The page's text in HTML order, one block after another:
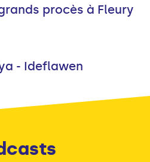
procès à Fleury
- Ideflawen